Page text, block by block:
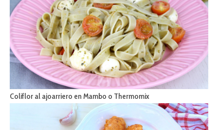
Coliflor al ajoarriero en Mambo o Thermomix